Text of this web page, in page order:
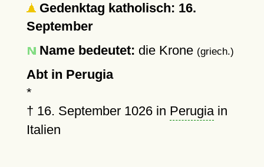
Gedenktag katholisch: 16.
September
Name bedeutet: die Krone (griech.)
Abt in Perugia
*
† 16. September 1026in Perugiain
Italien